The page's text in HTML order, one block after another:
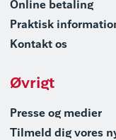
Online betaling
Praktisk
Kontakt os
Øvrigt
Presse og medier
Tilmeld dig vores